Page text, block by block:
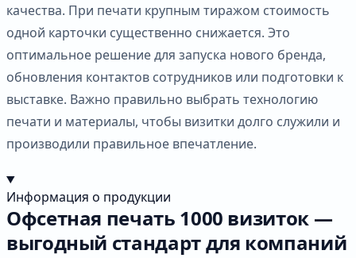
качества. При печати крупным тиражом стоимость
одной карточки существенно снижается. Это
оптимальное решение для запуска нового бренда,
обновления контактов сотрудников или подготовки к
выставке. Важно правильно выбрать технологию
печати и материалы, чтобы визитки долго служили и
производили правильное впечатление.
Информация о продукции
Офсетная печать 1000 визиток —
выгодный стандарт для компаний